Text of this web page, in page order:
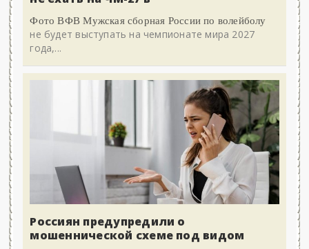
Фото ВФВ Мужская сборная России по волейболу
не будет выступать на чемпионате мира 2027
года,...
Россиян предупредили о
мошеннической схеме под видом